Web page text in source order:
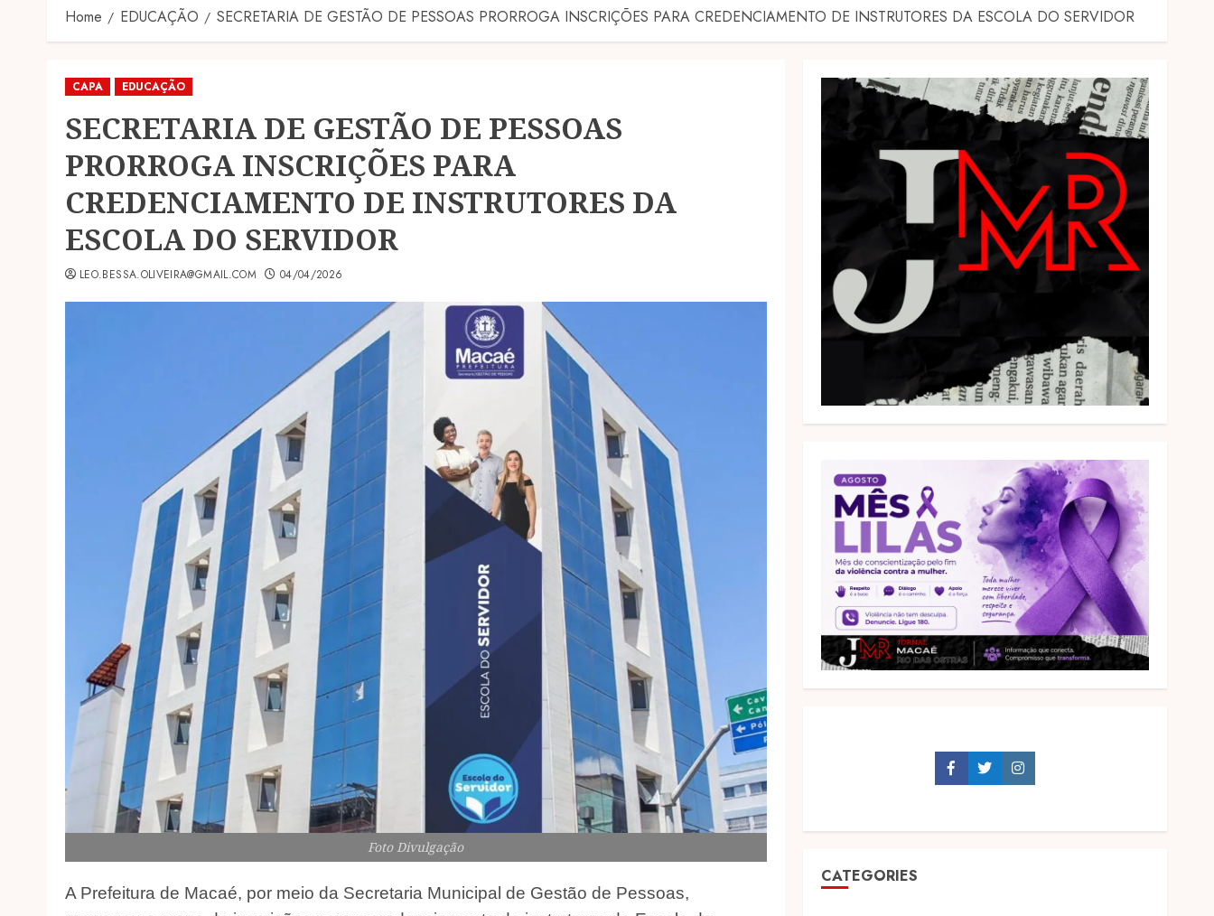
Home EDUCAÇÃO SECRETARIA DE GESTÃO DE PESSOAS PRORROGA INSCRIÇÕES PARA CREDENCIAMENTO DE INSTRUTORES DA ESCOLA DO SERVIDOR‎
CAPA EDUCAÇÃO
SECRETARIA DE GESTÃO DE PESSOAS
PRORROGA INSCRIÇÕES PARA
CREDENCIAMENTO DE INSTRUTORES DA
ESCOLA DO SERVIDOR‎
LEO.BESSA.OLIVEIRA@GMAIL.COM 04/04/2026
Foto Divulgação
A Prefeitura de Macaé, por meio da Secretaria Municipal de Gestão de Pessoas,
Facebook
TwitterInstagram
CATEGORIES